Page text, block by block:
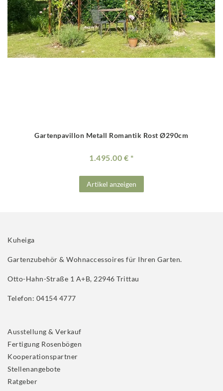
Gartenpavillon Metall Romantik Rost Ø290cm
1.495.00 €
Artikel anzeigen
Kuheiga
Gartenzubehör & Wohnaccessoires für Ihren Garten.
Otto-Hahn-Straße 1 A+B, 22946 Trittau
Telefon: 04154 4777
Ausstellung & Verkauf
Fertigung Rosenbögen
Kooperationspartner
Stellenangebote
Ratgeber